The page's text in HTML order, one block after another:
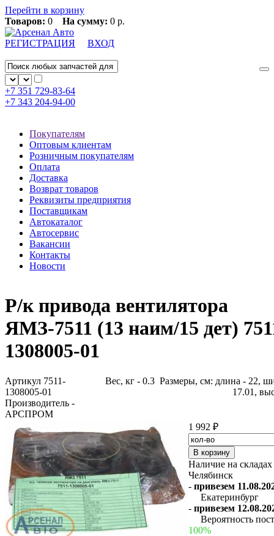
Перейти в корзину
Товаров: 0 На сумму: 0 р.
РЕГИСТРАЦИЯ ВХОД
+7 351 729-83-64
+7 343 204-94-00
Покупателям
Оптовым клиентам
Розничным покупателям
Оплата
Доставка
Возврат товаров
Реквизиты предприятия
Поставщикам
Автокаталог
Автосервис
Вакансии
Контакты
Новости
Р/к привода вентилятора
ЯМЗ-7511 (13 наим/15 дет)
1308005-01
Артикул 7511-
1308005-01
Производитель -
АРСПРОМ
Вес, кг - 0.3 Размеры, см: длина - 22,
17.01,
1 992 ₽
Наличие на складах
Челябинск
- привезем
Екатеринбург
- привезем
Вероятность
100%